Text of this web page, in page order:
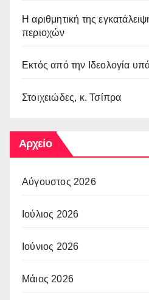
Η αριθμητική της
περιοχών
Εκτός από την Ιδεολογία
Στοιχειώδες, κ. Τσίπρα
Αρχείο
Αύγουστος 2026
Ιούλιος 2026
Ιούνιος 2026
Μάιος 2026